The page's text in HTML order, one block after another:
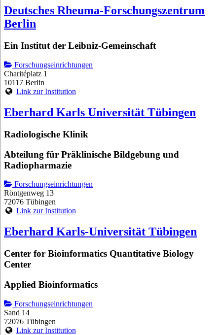
Deutsches Rheuma-Forschungszentrum
Berlin
Ein Institut der Leibniz-Gemeinschaft
Forschungseinrichtungen
Charitéplatz 1
10117 Berlin
Link zur Institution
Eberhard Karls Universität Tübingen
Radiologische Klinik
Abteilung für Präklinische Bildgebung und
Radiopharmazie
Forschungseinrichtungen
Röntgenweg 13
72076 Tübingen
Link zur Institution
Eberhard Karls-Universität Tübingen
Center for Bioinformatics Quantitative Biology
Center
Applied Bioinformatics
Forschungseinrichtungen
Sand 14
72076 Tübingen
Link zur Institution